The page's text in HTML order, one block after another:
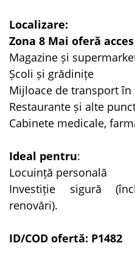
Localizare:
Zona 8 Mai oferă
Magazine și
Școli și grădinițe
Mijloace de transport în
Restaurante și alte
Cabinete medicale,
Ideal pentru:
Locuință personală
Investiție sigură
renovări).
ID/COD ofertă: P1482